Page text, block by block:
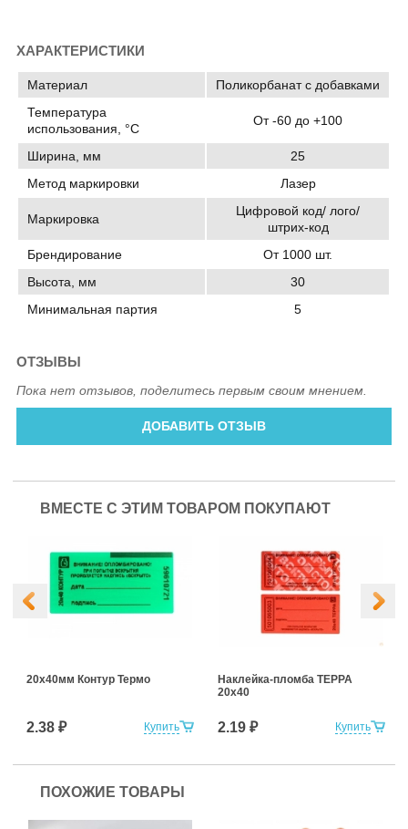
ХАРАКТЕРИСТИКИ
Материал
Поликорбанат с добавками
Температура
использования, °C
От -60 до +100
Ширина, мм
25
Метод маркировки
Лазер
Маркировка
Цифровой код/ лого/
штрих-код
Брендирование
От 1000 шт.
Высота, мм
30
Минимальная партия
5
ОТЗЫВЫ
Пока нет отзывов, поделитесь первым своим мнением.
ДОБАВИТЬ ОТЗЫВ
ВМЕСТЕ С ЭТИМ ТОВАРОМ ПОКУПАЮТ
Купить
20х40мм Контур Термо
2.38 ₽ Купить
Наклейка-пломба ТЕРРА
20х40
2.19 ₽
ПОХОЖИЕ ТОВАРЫ